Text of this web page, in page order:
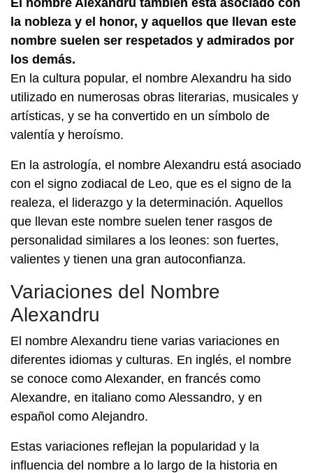
El nombre Alexandru también está asociado con
la nobleza y el honor, y aquellos que llevan este
nombre suelen ser respetados y admirados por
los demás.
En la cultura popular, el nombre Alexandru ha sido
utilizado en numerosas obras literarias, musicales y
artísticas, y se ha convertido en un símbolo de
valentía y heroísmo.
En la astrología, el nombre Alexandru está asociado
con el signo zodiacal de Leo, que es el signo de la
realeza, el liderazgo y la determinación. Aquellos
que llevan este nombre suelen tener rasgos de
personalidad similares a los leones: son fuertes,
valientes y tienen una gran autoconfianza.
Variaciones del Nombre
Alexandru
El nombre Alexandru tiene varias variaciones en
diferentes idiomas y culturas. En inglés, el nombre
se conoce como Alexander, en francés como
Alexandre, en italiano como Alessandro, y en
español como Alejandro.
Estas variaciones reflejan la popularidad y la
influencia del nombre a lo largo de la historia en